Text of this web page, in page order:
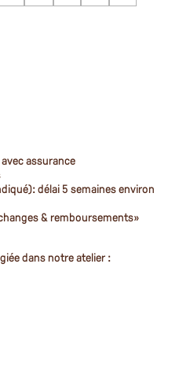
assurance
délai 5 semaines environ
& remboursements»
dans notre atelier :